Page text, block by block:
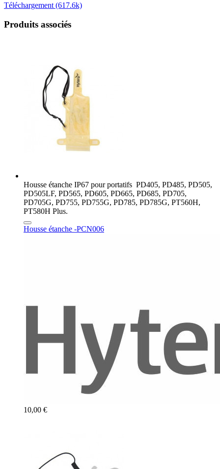
Téléchargement (617.6k)
Produits associés
Housse étanche IP67 pour portatifs PD405, PD485, PD505,
PD505LF, PD565, PD605, PD665, PD685, PD705,
PD705G, PD755, PD755G, PD785, PD785G, PT560H,
PT580H Plus.
Housse étanche -PCN006
10,00 €